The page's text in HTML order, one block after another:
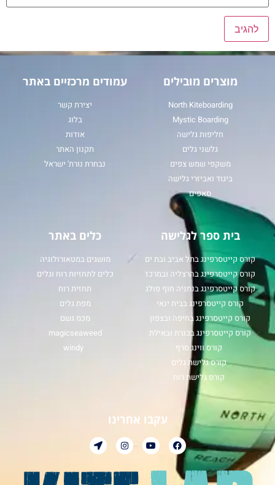
מוצרים מובילים
North Kiteboarding
Mystic Boarding
חליפות גלישה
גלשני גלים
משקפי שמש צפים
ביגוד ואביזרי גלישה
סאפים
עמודים מרכזיים באתר
יצירת קשר
בלוג
אודות
תקנון האתר
נבחרת נורת' ישראל
בית ספר לגלישה
קורס קייטסרפינג בתל אביב ובת ים
קורס קייטסרפינג בהרצליה ובמרכז
קורס קייטסרפינג בנתניה חוף פולג
קורס קייטסרפינג בבית ינאי
קורס קייטסרפינג בחיפה ובצפון
קורס קייטסרפינג בכנרת ובאילת
קורס ווינג סרף
קורס גלישת גלים
קורס גלישת רוח
כלים באתר
מושגים במטאורולוגיה
כלים לתחזיות רוח וגלים
תחזית רוח
מפת גלים
מכמ גשם
magicseaweed
windy
עקבו אחרינו